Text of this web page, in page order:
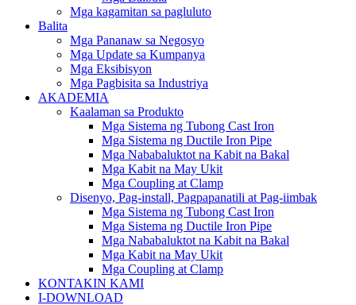
Mga kagamitan sa pagluluto
Balita
Mga Pananaw sa Negosyo
Mga Update sa Kumpanya
Mga Eksibisyon
Mga Pagbisita sa Industriya
AKADEMIA
Kaalaman sa Produkto
Mga Sistema ng Tubong Cast Iron
Mga Sistema ng Ductile Iron Pipe
Mga Nababaluktot na Kabit na Bakal
Mga Kabit na May Ukit
Mga Coupling at Clamp
Disenyo, Pag-install, Pagpapanatili at Pag-iimbak
Mga Sistema ng Tubong Cast Iron
Mga Sistema ng Ductile Iron Pipe
Mga Nababaluktot na Kabit na Bakal
Mga Kabit na May Ukit
Mga Coupling at Clamp
KONTAKIN KAMI
I-DOWNLOAD